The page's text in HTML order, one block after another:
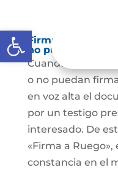
Abrir barra de
Firma a Ruego –
no puede firmar
Cuando se trate
o no puedan
en voz alta el
por un testigo
interesado. De
«Firma a
constancia en el